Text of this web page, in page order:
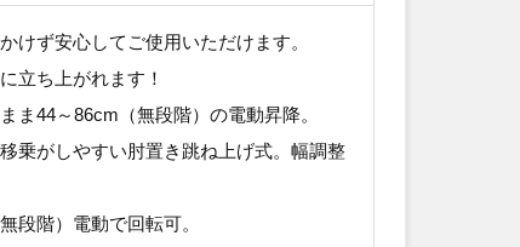
けず安心してご使用いただけます。
立ち上がれます！
ま44～86cm（無段階）の電動昇降。
乗がしやすい肘置き跳ね上げ式。幅調整
段階）電動で回転可。